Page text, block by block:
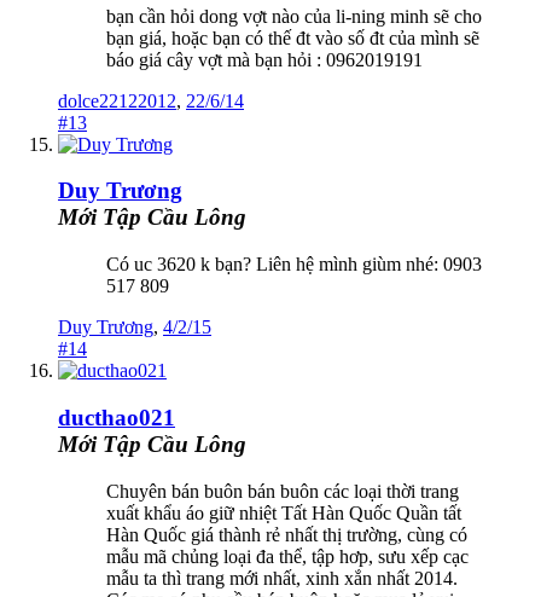
bạn cần hỏi dong vợt nào của li-ning minh sẽ cho
bạn giá, hoặc bạn có thế đt vào số đt của mình sẽ
báo giá cây vợt mà bạn hỏi : 0962019191
dolce22122012, 22/6/14
#13
Duy Trương
Mới Tập Cầu Lông
Có uc 3620 k bạn? Liên hệ mình giùm nhé: 0903
517 809
Duy Trương, 4/2/15
#14
ducthao021
Mới Tập Cầu Lông
Chuyên bán buôn bán buôn các loại thời trang
xuất khẩu áo giữ nhiệt Tất Hàn Quốc Quần tất
Hàn Quốc giá thành rẻ nhất thị trường, cùng có
mẫu mã chủng loại đa thể, tập hơp, sưu xếp cạc
mẫu ta thì trang mới nhất, xinh xắn nhất 2014.